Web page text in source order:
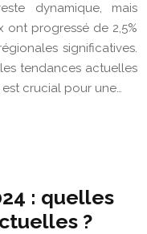
dynamique, mais
ont progressé de 2,5%
significatives.
tendances actuelles
crucial pour une…
: quelles
?